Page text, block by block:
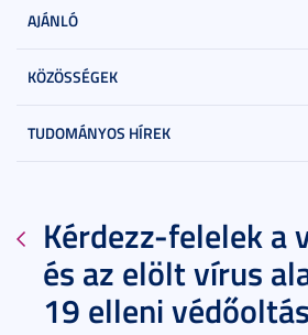
AJÁNLÓ
KÖZÖSSÉGEK
TUDOMÁNYOS HÍREK
Kérdezz-felelek a
és az elölt vírus
19 elleni